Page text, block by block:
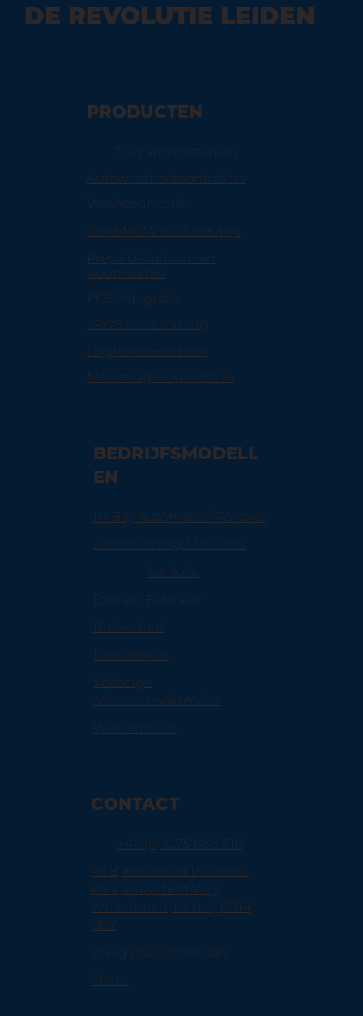
DE REVOLUTIE LEIDEN
BEDRIJFSMODELL
EN
In-Bay Automatic / Rollover
Zelfbediening / Jetwash
Aardolie
Express Exterieur
Buitenkant
Flex-Service
Volledige
schoonmaakservice
Wascentrum
PRODUCTEN
Toegangssystemen
Autowasstraatcontrollers
Washconnect®
WashNOW mobiele app
Prepaid-/cadeau- en
vlootkaarten
POS-integratie
ePOS en eLearning
Digitaal menubord
Marketing en promotie
CONTACT
+44 (0) 1275 866 910
As 8, Hawkfield Business
Park, Hawkfield Way,
Whitchurch, Bristol, BS14
0BY
Vraag PSD Codax aan
Steun